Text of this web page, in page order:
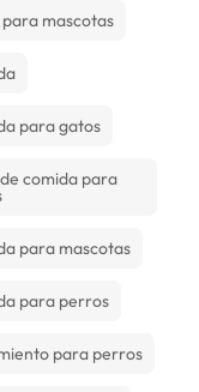
mascotas
para gatos
comida para
para mascotas
para perros
para perros